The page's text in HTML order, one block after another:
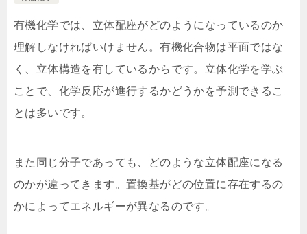
有機化学では、立体配座がどのようになっているのか
理解しなければいけません。有機化合物は平面ではな
く、立体構造を有しているからです。立体化学を学ぶ
ことで、化学反応が進行するかどうかを予測できるこ
とは多いです。
また同じ分子であっても、どのような立体配座になる
のかが違ってきます。置換基がどの位置に存在するの
かによってエネルギーが異なるのです。